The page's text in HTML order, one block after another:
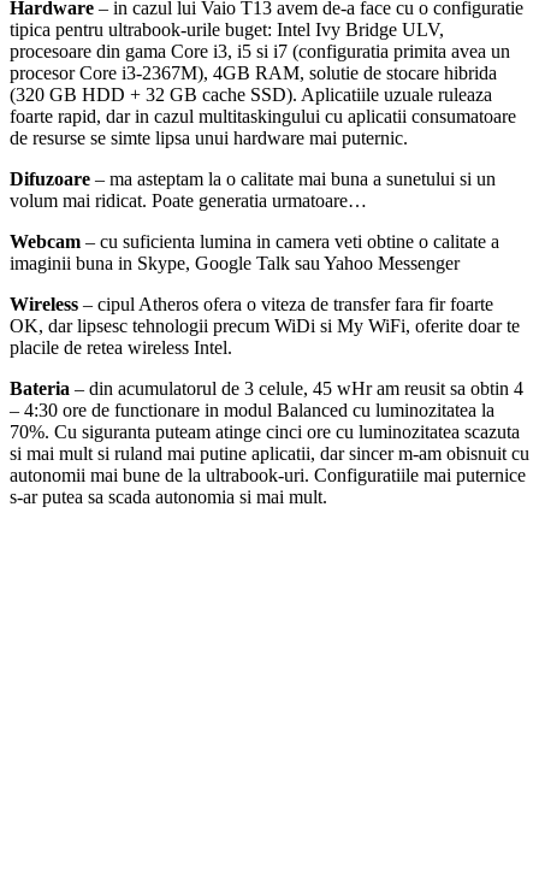
Hardware – in cazul lui Vaio T13 avem de-a face cu o configuratie
tipica pentru ultrabook-urile buget: Intel Ivy Bridge ULV,
procesoare din gama Core i3, i5 si i7 (configuratia primita avea un
procesor Core i3-2367M), 4GB RAM, solutie de stocare hibrida
(320 GB HDD + 32 GB cache SSD). Aplicatiile uzuale ruleaza
foarte rapid, dar in cazul multitaskingului cu aplicatii consumatoare
de resurse se simte lipsa unui hardware mai puternic.
Difuzoare – ma asteptam la o calitate mai buna a sunetului si un
volum mai ridicat. Poate generatia urmatoare…
Webcam – cu suficienta lumina in camera veti obtine o calitate a
imaginii buna in Skype, Google Talk sau Yahoo Messenger
Wireless – cipul Atheros ofera o viteza de transfer fara fir foarte
OK, dar lipsesc tehnologii precum WiDi si My WiFi, oferite doar te
placile de retea wireless Intel.
Bateria – din acumulatorul de 3 celule, 45 wHr am reusit sa obtin 4
– 4:30 ore de functionare in modul Balanced cu luminozitatea la
70%. Cu siguranta puteam atinge cinci ore cu luminozitatea scazuta
si mai mult si ruland mai putine aplicatii, dar sincer m-am obisnuit cu
autonomii mai bune de la ultrabook-uri. Configuratiile mai puternice
s-ar putea sa scada autonomia si mai mult.